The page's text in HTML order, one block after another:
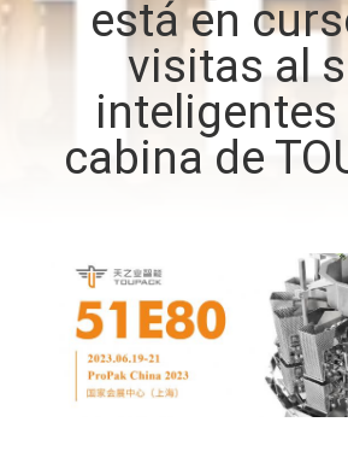
CONTROL
CALIDAD
NOTICIAS
CASOS
está en
visitas al
inteligentes
cabina de